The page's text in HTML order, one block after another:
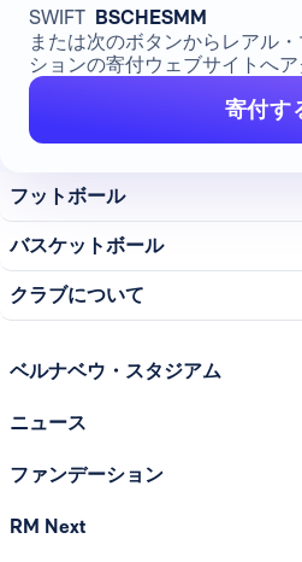
SWIFT BSCHESMM
または次のボタンからレアル
ションの寄付ウェブサイトへ
寄付す
フットボール
バスケットボール
クラブについて
ベルナベウ・スタジアム
ニュース
ファンデーション
RM Next